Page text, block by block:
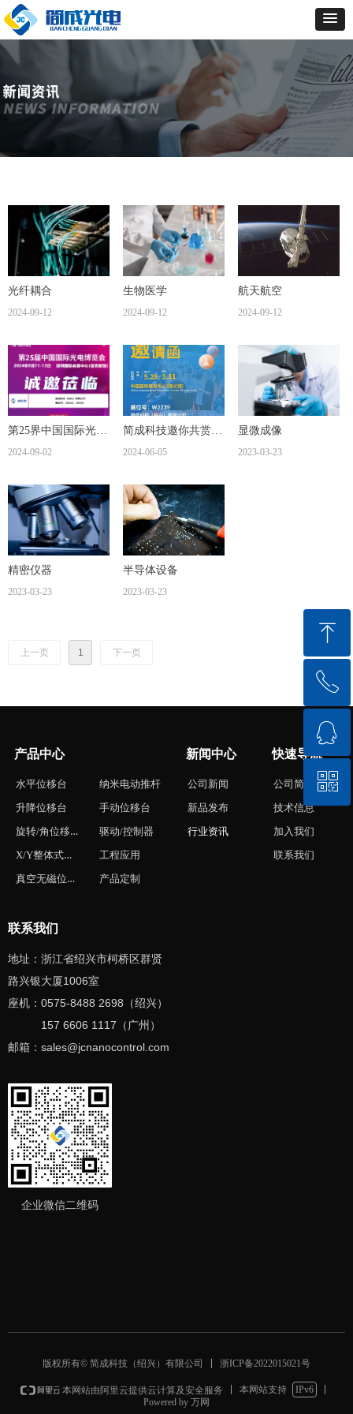
光纤耦合
2024-09-12
生物医学
2024-09-12
航天航空
2024-09-12
第25界中国国际光电
博览会
2024-09-02
简成科技邀你共赏北
京展会
2024-06-05
显微成像
2023-03-23
精密仪器
2023-03-23
半导体设备
2023-03-23
上一页 1 下一页
联系我们
地址：浙江省绍兴市柯桥区群贤
路兴银大厦1006室
座机：0575-8488 2698（绍兴）
157 6606 1117（广州）
邮箱：sales@jcnanocontrol .com
企业微信二维码
产品中心
纳米电动推杆
手动位移台
驱动/控制器
工程应用
产品定制
水平位移台
升降位移台
旋转/角位移台
X/Y整体式位移台
真空无磁位移台
新闻中心
公司新闻
新品发布
行业资讯
快速导航
公司简介
技术信息
加入我们
联系我们
版权所有© 简成科技（绍兴）有限公司 浙ICP备2022015021号
本网站由阿里云提供云计算及安全服务 本网站支持
IPv6
Powered by 万网
ꁸ
回到顶部
ꂅ
ꁗ
QQ客服
ꀥ